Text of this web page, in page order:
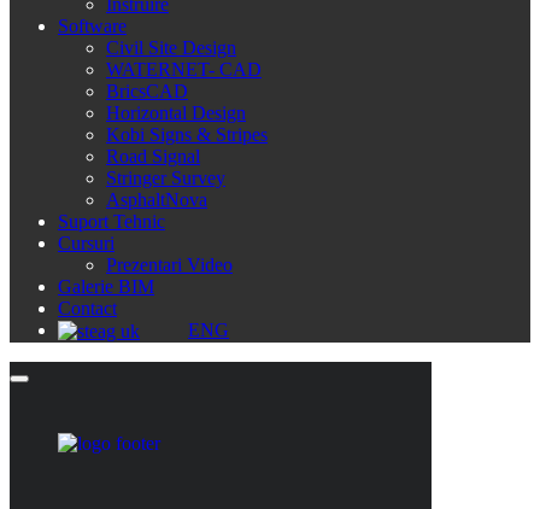
Instruire
Software
Civil Site Design
WATERNET- CAD
BricsCAD
Horizontal Design
Kobi Signs & Stripes
Road Signal
Stringer Survey
AsphaltNova
Suport Tehnic
Cursuri
Prezentari Video
Galerie BIM
Contact
ENG